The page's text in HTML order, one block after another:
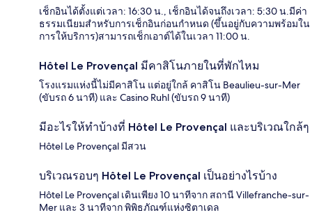
เช็กอินได้ตั้งแต่เวลา: 16:30 น., เช็กอินได้จนถึงเวลา: 5:30 น.มีค่า
ธรรมเนียมสำหรับการเช็กอินก่อนกำหนด (ขึ้นอยู่กับความพร้อมใน
การให้บริการ)สามารถเช็กเอาต์ได้ในเวลา 11:00 น.
Hôtel Le Provençal มีคาสิโนภายในที่พักไหม
โรงแรมแห่งนี้ไม่มีคาสิโน แต่อยู่ใกล้ คาสิโน Beaulieu-sur-Mer
(ขับรถ 6 นาที) และ Casino Ruhl (ขับรถ 9 นาที)
มีอะไรให้ทำบ้างที่ Hôtel Le Provençal และบริเวณใกล้ๆ
Hôtel Le Provençal มีสวน
บริเวณรอบๆ Hôtel Le Provençal เป็นอย่างไรบ้าง
Hôtel Le Provençal เดินเพียง 10 นาทีจาก สถานี Villefranche-sur-
Mer และ 3 นาทีจาก พิพิธภัณฑ์แห่งซิตาเดล